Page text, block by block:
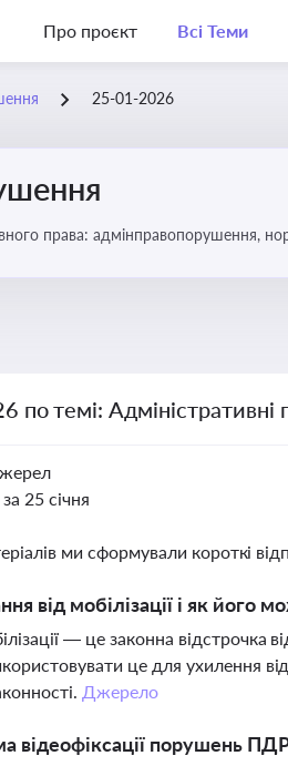
Про проєкт Всі Теми
25-01-2026
права: адмінправопорушення,
по темі:
25 січня
ми сформували короткі
від мобілізації і як його
— це законна відстрочка
це для ухилення
Джерело
відеофіксації порушень